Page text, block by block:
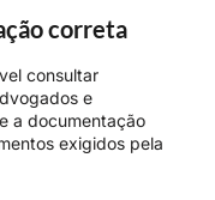
correta
consultar
e
a documentação
exigidos pela